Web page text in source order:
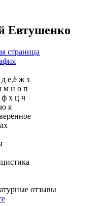
Евтушенко
страница
д е,ё ж з
м н о п
ф х ц ч
я
отзывы